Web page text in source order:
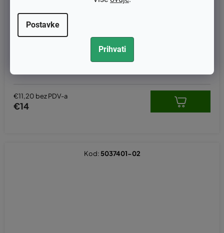
Postavke
Prihvati
Puž uljne pumpe Husqvarna 365, 372, Jonsered 2166, 2171, 2172
original 537207807, 582270107
€11,20 bez PDV-a
€14
Kod: 5037401-02